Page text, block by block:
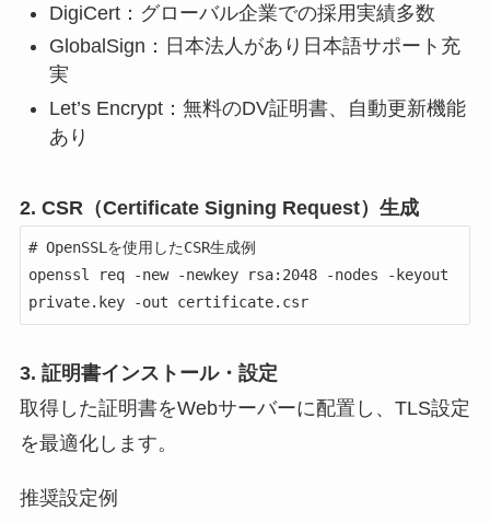
DigiCert：グローバル企業での採用実績多数
GlobalSign：日本法人があり日本語サポート充
実
Let’s Encrypt：無料のDV証明書、自動更新機能
あり
2. CSR（Certificate Signing Request）生成
# OpenSSLを使用したCSR生成例
openssl req -new -newkey rsa:2048 -nodes -keyout
private.key -out certificate.csr
3. 証明書インストール・設定
取得した証明書をWebサーバーに配置し、TLS設定
を最適化します。
推奨設定例